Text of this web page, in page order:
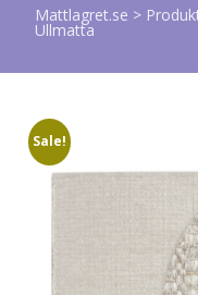
Mattlagret.se >
Ullmatta
Sale!